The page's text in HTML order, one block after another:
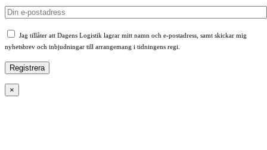
Jag tillåter att Dagens Logistik lagrar mitt namn och e-postadress, samt skickar mig
nyhetsbrev och inbjudningar till arrangemang i tidningens regi.
×